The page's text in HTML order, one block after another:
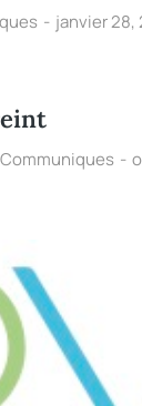
janvier 28,
Communiques